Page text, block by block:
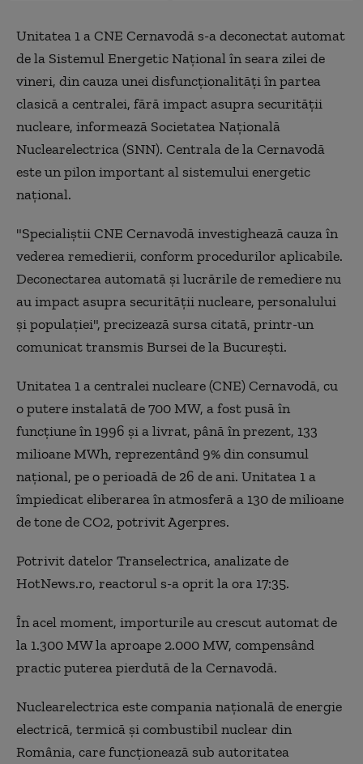
Unitatea 1 a CNE Cernavodă s-a deconectat automat
de la Sistemul Energetic Naţional în seara zilei de
vineri, din cauza unei disfuncţionalităţi în partea
clasică a centralei, fără impact asupra securităţii
nucleare, informează Societatea Naţională
Nuclearelectrica (SNN). Centrala de la Cernavodă
este un pilon important al sistemului energetic
național.
"Specialiştii CNE Cernavodă investighează cauza în
vederea remedierii, conform procedurilor aplicabile.
Deconectarea automată şi lucrările de remediere nu
au impact asupra securităţii nucleare, personalului
şi populaţiei", precizează sursa citată, printr-un
comunicat transmis Bursei de la Bucureşti.
Unitatea 1 a centralei nucleare (CNE) Cernavodă, cu
o putere instalată de 700 MW, a fost pusă în
funcţiune în 1996 şi a livrat, până în prezent, 133
milioane MWh, reprezentând 9% din consumul
naţional, pe o perioadă de 26 de ani. Unitatea 1 a
împiedicat eliberarea în atmosferă a 130 de milioane
de tone de CO2, potrivit Agerpres.
Potrivit datelor Transelectrica, analizate de
HotNews.ro, reactorul s-a oprit la ora 17:35.
În acel moment, importurile au crescut automat de
la 1.300 MW la aproape 2.000 MW, compensând
practic puterea pierdută de la Cernavodă.
Nuclearelectrica este compania naţională de energie
electrică, termică şi combustibil nuclear din
România, care funcţionează sub autoritatea